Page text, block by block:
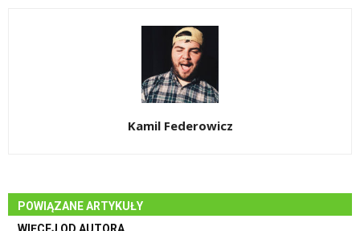
Kamil Federowicz
POWIĄZANE ARTYKUŁY